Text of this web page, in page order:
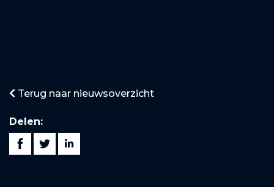
Terug naar nieuwsoverzicht
Delen: